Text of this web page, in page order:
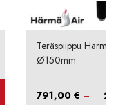
Teräspiippu
Ø150mm
791,00 € –